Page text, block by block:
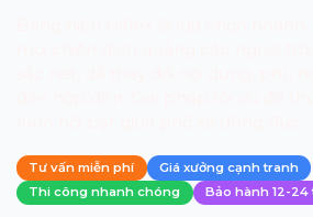
Tư vấn miễn phí
Giá xưởng cạnh tranh
Thi công nhanh chóng
Bảo hành 12-24